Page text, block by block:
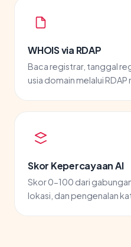
WHOIS via RDAP
Baca registrar, tanggal
usia domain melalui RDAP
Skor Kepercayaan AI
Skor 0-100 dari
lokasi, dan pengenalan